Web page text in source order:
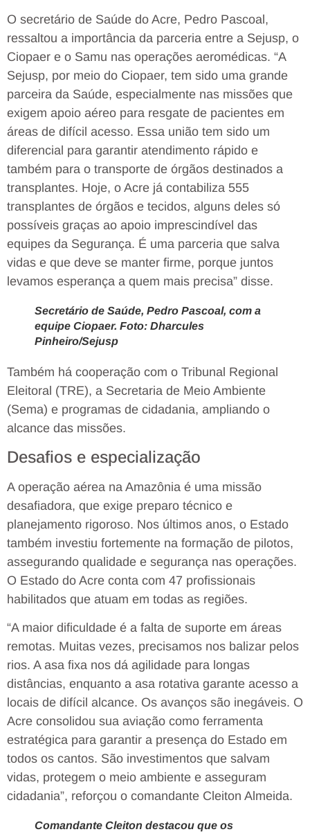
O secretário de Saúde do Acre, Pedro Pascoal,
ressaltou a importância da parceria entre a Sejusp, o
Ciopaer e o Samu nas operações aeromédicas. “A
Sejusp, por meio do Ciopaer, tem sido uma grande
parceira da Saúde, especialmente nas missões que
exigem apoio aéreo para resgate de pacientes em
áreas de difícil acesso. Essa união tem sido um
diferencial para garantir atendimento rápido e
também para o transporte de órgãos destinados a
transplantes. Hoje, o Acre já contabiliza 555
transplantes de órgãos e tecidos, alguns deles só
possíveis graças ao apoio imprescindível das
equipes da Segurança. É uma parceria que salva
vidas e que deve se manter firme, porque juntos
levamos esperança a quem mais precisa” disse.
Secretário de Saúde, Pedro Pascoal, com a
equipe Ciopaer. Foto: Dharcules
Pinheiro/Sejusp
Também há cooperação com o Tribunal Regional
Eleitoral (TRE), a Secretaria de Meio Ambiente
(Sema) e programas de cidadania, ampliando o
alcance das missões.
Desafios e especialização
A operação aérea na Amazônia é uma missão
desafiadora, que exige preparo técnico e
planejamento rigoroso. Nos últimos anos, o Estado
também investiu fortemente na formação de pilotos,
assegurando qualidade e segurança nas operações.
O Estado do Acre conta com 47 profissionais
habilitados que atuam em todas as regiões.
“A maior dificuldade é a falta de suporte em áreas
remotas. Muitas vezes, precisamos nos balizar pelos
rios. A asa fixa nos dá agilidade para longas
distâncias, enquanto a asa rotativa garante acesso a
locais de difícil alcance. Os avanços são inegáveis. O
Acre consolidou sua aviação como ferramenta
estratégica para garantir a presença do Estado em
todos os cantos. São investimentos que salvam
vidas, protegem o meio ambiente e asseguram
cidadania”, reforçou o comandante Cleiton Almeida.
Comandante Cleiton destacou que os